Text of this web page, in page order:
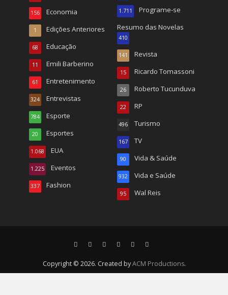
Economia
156
Edições Anteriores
1
Educação
68
Emili Barberino
11
Entretenimento
61
Entrevistas
324
Esporte
784
Esportes
20
EUA
1.068
Eventos
1.225
Fashion
337
Programe-se
1.711
Resumo das Novelas
410
Revista
141
Ricardo Tomassoni
15
Roberto Tucunduva
26
RP
22
Turismo
496
TV
167
Vida & Saúde
90
Vida e Saúde
932
Wal Reis
95
Copyright © 2026. Created byACM Productions.